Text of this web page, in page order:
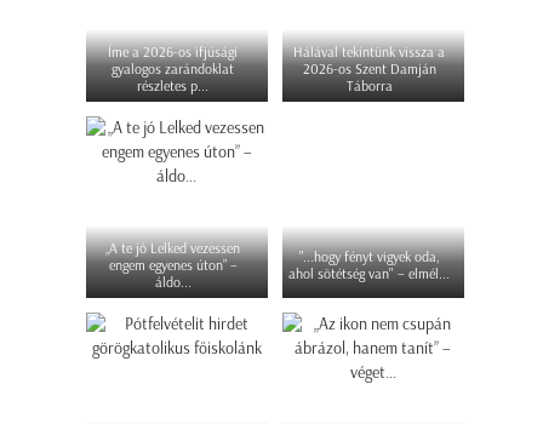
Íme a 2026-os ifjúsági
gyalogos zarándoklat
részletes p...
Hálával tekintünk vissza a
2026-os Szent Damján
Táborra
„A te jó Lelked vezessen
engem egyenes úton” –
áldo...
"...hogy fényt vigyek oda,
ahol sötétség van" – elmél...